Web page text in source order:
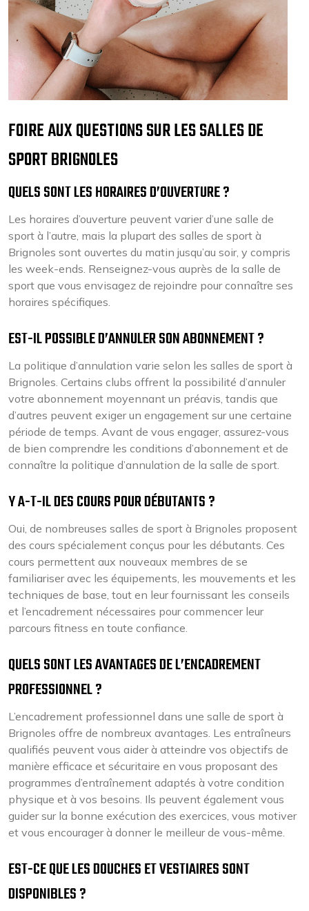
FOIRE AUX QUESTIONS SUR LES SALLES DE
SPORT BRIGNOLES
QUELS SONT LES HORAIRES D’OUVERTURE ?
Les horaires d’ouverture peuvent varier d’une salle de
sport à l’autre, mais la plupart des salles de sport à
Brignoles sont ouvertes du matin jusqu’au soir, y compris
les week-ends. Renseignez-vous auprès de la salle de
sport que vous envisagez de rejoindre pour connaître ses
horaires spécifiques.
EST-IL POSSIBLE D’ANNULER SON ABONNEMENT ?
La politique d’annulation varie selon les salles de sport à
Brignoles. Certains clubs offrent la possibilité d’annuler
votre abonnement moyennant un préavis, tandis que
d’autres peuvent exiger un engagement sur une certaine
période de temps. Avant de vous engager, assurez-vous
de bien comprendre les conditions d’abonnement et de
connaître la politique d’annulation de la salle de sport.
Y A-T-IL DES COURS POUR DÉBUTANTS ?
Oui, de nombreuses salles de sport à Brignoles proposent
des cours spécialement conçus pour les débutants. Ces
cours permettent aux nouveaux membres de se
familiariser avec les équipements, les mouvements et les
techniques de base, tout en leur fournissant les conseils
et l’encadrement nécessaires pour commencer leur
parcours fitness en toute confiance.
QUELS SONT LES AVANTAGES DE L’ENCADREMENT
PROFESSIONNEL ?
L’encadrement professionnel dans une salle de sport à
Brignoles offre de nombreux avantages. Les entraîneurs
qualifiés peuvent vous aider à atteindre vos objectifs de
manière efficace et sécuritaire en vous proposant des
programmes d’entraînement adaptés à votre condition
physique et à vos besoins. Ils peuvent également vous
guider sur la bonne exécution des exercices, vous motiver
et vous encourager à donner le meilleur de vous-même.
EST-CE QUE LES DOUCHES ET VESTIAIRES SONT
DISPONIBLES ?